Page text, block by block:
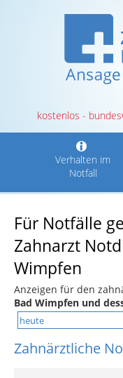
kostenlos -
Verhalten im
Notfall
Für Notfälle
Zahnarzt
Wimpfen
Anzeigen für den
Bad Wimpfen und
Zahnärztliche